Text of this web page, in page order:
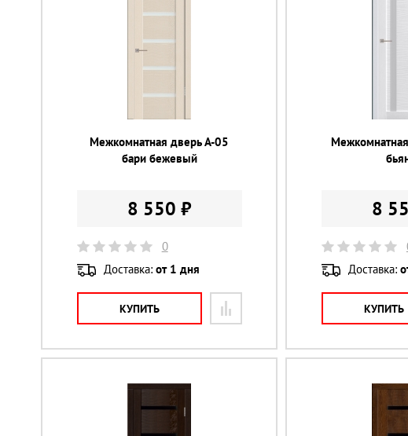
Межкомнатная дверь А-05
бари бежевый
8 550 ₽
0
Доставка: от 1 дня
КУПИТЬ
8
Доставка:
КУПИТЬ